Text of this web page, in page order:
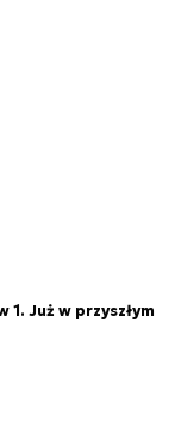
Już w przyszłym